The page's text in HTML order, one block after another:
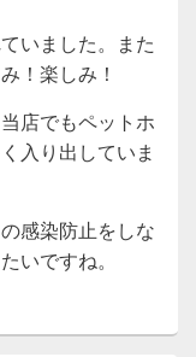
いました。また
！楽しみ！
店でもペットホ
入り出していま
感染防止をしな
いですね。